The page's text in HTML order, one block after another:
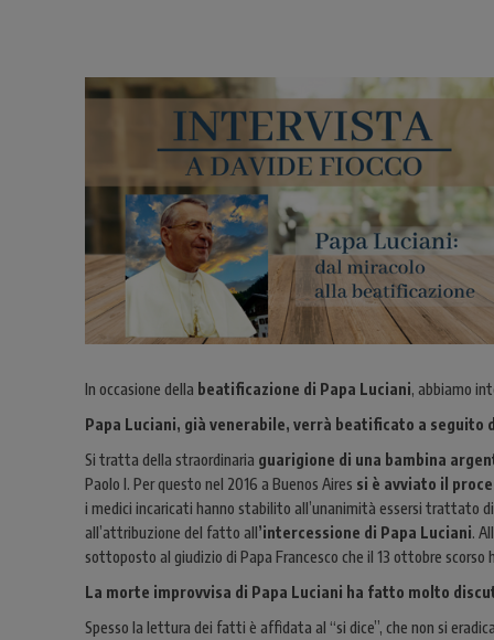
In occasione della beatificazione di Papa Luciani, abbiamo
Papa Luciani, già venerabile, verrà beatificato a
Si tratta della straordinaria guarigione di una bambina
Paolo I. Per questo nel 2016 a Buenos Aires si è avviato il
i medici incaricati hanno stabilito all’unanimità essersi trattato
all’attribuzione del fatto all’intercessione di Papa Luciani.
sottoposto al giudizio di Papa Francesco che il 13 ottobre
La morte improvvisa di Papa Luciani ha fatto molto
Spesso la lettura dei fatti è affidata al “si dice”, che non si